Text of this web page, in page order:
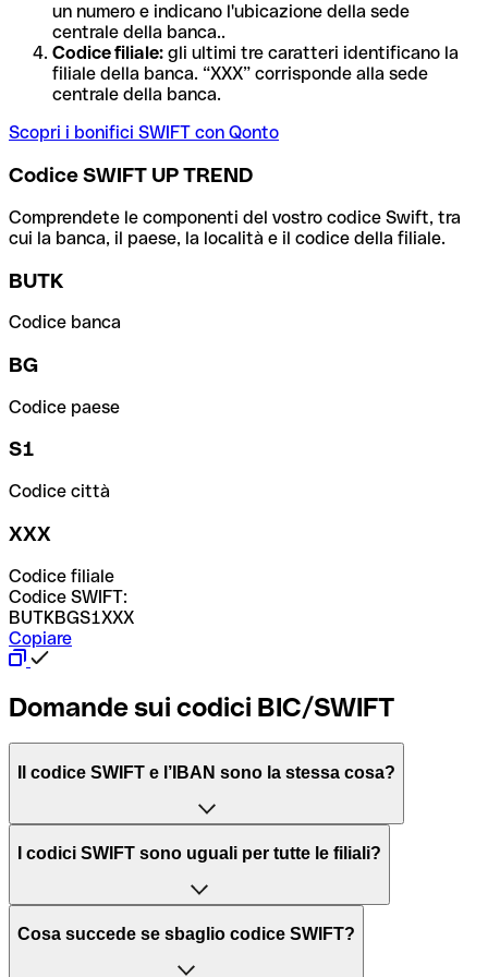
un numero e indicano l'ubicazione della sede
centrale della banca..
Codice filiale: gli ultimi tre caratteri identificano la
filiale della banca. “XXX” corrisponde alla sede
centrale della banca.
Scopri i bonifici SWIFT con Qonto
Codice SWIFT UP TREND
Comprendete le componenti del vostro codice Swift, tra
cui la banca, il paese, la località e il codice della filiale.
BUTK
Codice banca
BG
Codice paese
S1
Codice città
XXX
Codice filiale
Codice SWIFT:
BUTKBGS1XXX
Copiare
Domande sui codici BIC/SWIFT
Il codice SWIFT e l’IBAN sono la stessa cosa?
L'acronimo SWIFT sta per “Society for Worldwide
per l’elaborazione dei pagamenti tra diversi Paesi.
Il BIC, invece, sta per “Bank Identifier Code” ed è una
I codici SWIFT sono uguali per tutte le filiali?
Dipende dalle banche. In alcuni casi le banche utilizzano
Cosa succede se sbaglio codice SWIFT?